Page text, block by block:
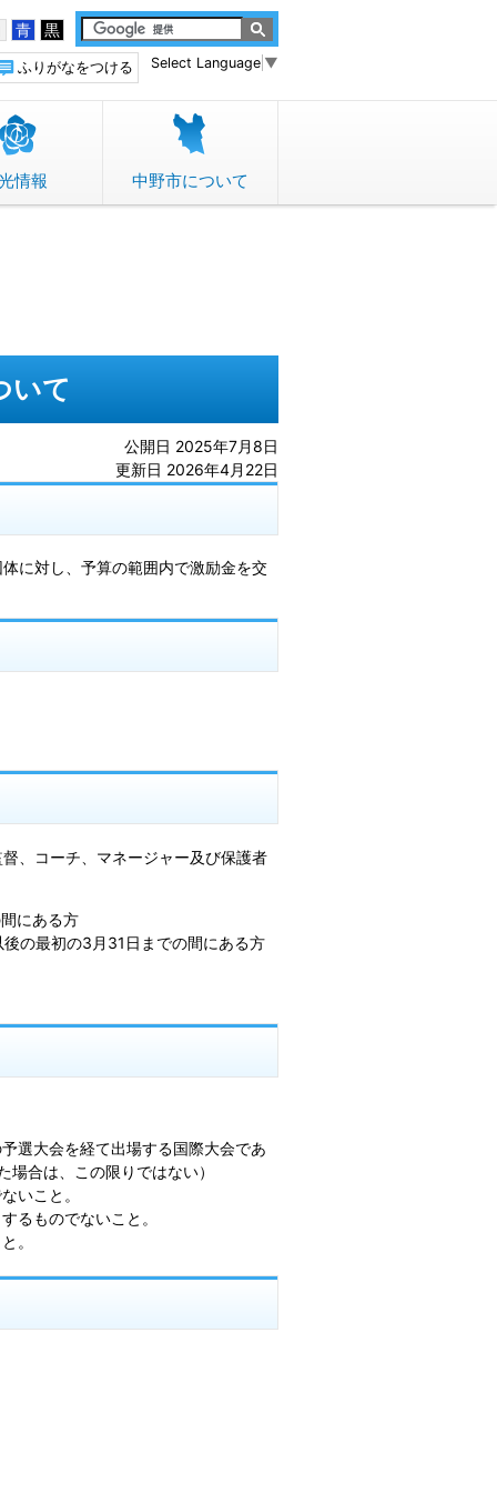
青 黒
Select Language ▼
ふりがなをつける
情報 中野市について
いて
公開日 2025年7月8日
更新日 2026年4月22日
に対し、予算の範囲内で激励金を交
、コーチ、マネージャー及び保護者
にある方
の最初の3月31日までの間にある方
選大会を経て出場する国際大会であ
合は、この限りではない）
いこと。
るものでないこと。
。